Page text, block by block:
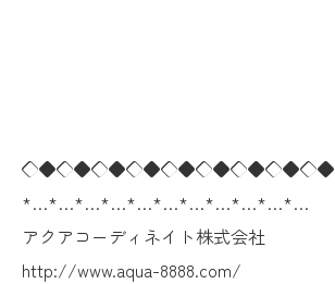
◇◆◇◆◇◆◇◆◇◆◇◆◇◆◇◆◇◆
*…*…*…*…*…*…*…*…*…*…*…
アクアコーディネイト株式会社
http://www.aqua-8888.com/